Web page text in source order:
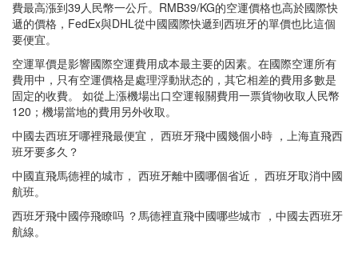
費最高漲到39人民幣一公斤。RMB39/KG的空運價格也高於國際快
遞的價格，FedEx與DHL從中國國際快遞到西班牙的單價也比這個
要便宜。
空運單價是影響國際空運費用成本最主要的因素。在國際空運所有
費用中，只有空運價格是處理浮動狀态的，其它相差的費用多數是
固定的收費。 如從上漲機場出口空運報關費用一票貨物收取人民幣
120；機場當地的費用另外收取。
中國去西班牙哪裡飛最便宜， 西班牙飛中國幾個小時 ，上海直飛西
班牙要多久？
中國直飛馬德裡的城市， 西班牙離中國哪個省近， 西班牙取消中國
航班。
西班牙飛中國停飛瞭吗 ？馬德裡直飛中國哪些城市 ，中國去西班牙
航線。